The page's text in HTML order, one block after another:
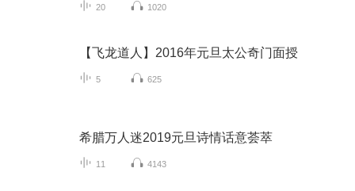
20 1020
【飞龙道人】2016年元旦太公奇门面授
5 625
希腊万人迷2019元旦诗情话意荟萃
11 4143